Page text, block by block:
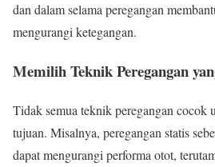
dan dalam selama peregangan
mengurangi ketegangan.
Memilih Teknik Peregangan
Tidak semua teknik peregangan cocok
tujuan. Misalnya, peregangan statis
dapat mengurangi performa otot,